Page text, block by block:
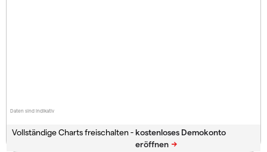
Daten sind indikativ
Vollständige Charts freischalten -